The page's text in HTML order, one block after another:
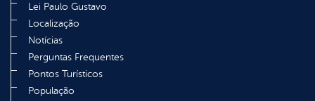
Lei Paulo Gustavo
Localização
Notícias
Perguntas Frequentes
Pontos Turísticos
População